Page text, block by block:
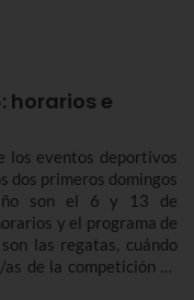
horarios e
los eventos deportivos
dos primeros domingos
son el 6 y 13 de
y el programa de
las regatas, cuándo
de la competición de